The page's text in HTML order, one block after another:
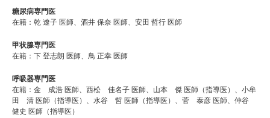
糖尿病専門医
在籍：乾 遼子 医師、酒井 保奈 医師、安田 哲行 医師
甲状腺専門医
在籍：下 登志朗 医師、鳥 正幸 医師
呼吸器専門医
在籍：金 成浩 医師、西松 佳名子 医師、山本 傑 医師（指導医）、小牟
田 清 医師（指導医）、水谷 哲 医師（指導医）、菅 泰彦 医師、仲谷
健史 医師（指導医）